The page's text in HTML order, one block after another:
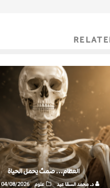
العظام… صمتٌ يحمل الحياة
د. محمد السقا عيد علوم 04/08/2026